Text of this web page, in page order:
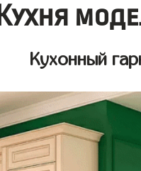
Кухня
Кухонный